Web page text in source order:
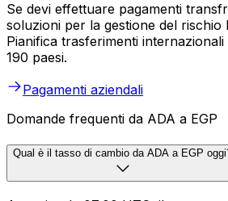
Se devi effettuare pagamenti
soluzioni per la gestione del rischio
Pianifica trasferimenti
190 paesi.
Pagamenti aziendali
Domande frequenti da ADA a EGP
Qual è il tasso di cambio da ADA a EGP